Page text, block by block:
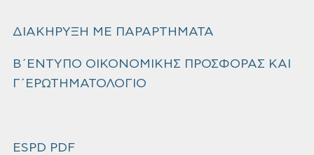
ΔΙΑΚΗΡΥΞΗ ΜΕ ΠΑΡΑΡΤΗΜΑΤΑ
Β΄ΕΝΤΥΠΟ ΟΙΚΟΝΟΜΙΚΗΣ ΠΡΟΣΦΟΡΑΣ ΚΑΙ
Γ΄ΕΡΩΤΗΜΑΤΟΛΟΓΙΟ
ESPD PDF